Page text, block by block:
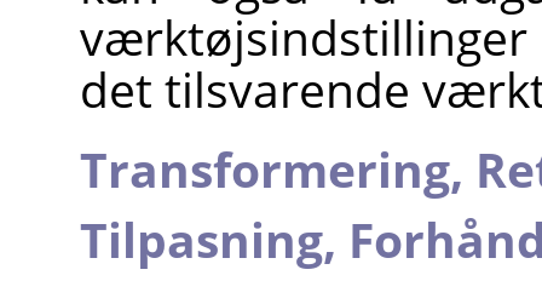
det tilsvarende
Transformering,
Tilpasning,